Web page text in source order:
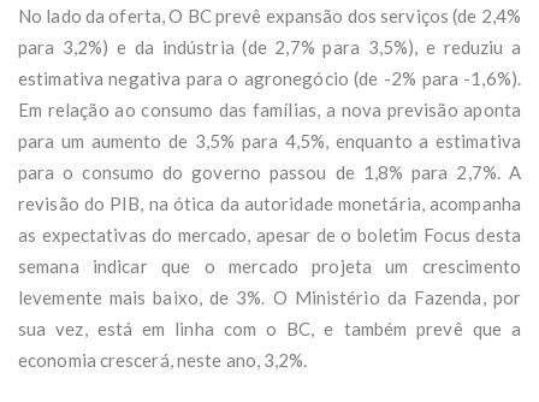
No lado da oferta, O BC prevê expansão dos serviços (de 2,4%
para 3,2%) e da indústria (de 2,7% para 3,5%), e reduziu a
estimativa negativa para o agronegócio (de -2% para -1,6%).
Em relação ao consumo das famílias, a nova previsão aponta
para um aumento de 3,5% para 4,5%, enquanto a estimativa
para o consumo do governo passou de 1,8% para 2,7%. A
revisão do PIB, na ótica da autoridade monetária, acompanha
as expectativas do mercado, apesar de o boletim Focus desta
semana indicar que o mercado projeta um crescimento
levemente mais baixo, de 3%. O Ministério da Fazenda, por
sua vez, está em linha com o BC, e também prevê que a
economia crescerá, neste ano, 3,2%.